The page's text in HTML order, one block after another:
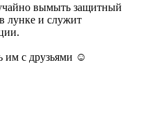
вымыть защитный
лунке и служит
им с друзьями ☺️